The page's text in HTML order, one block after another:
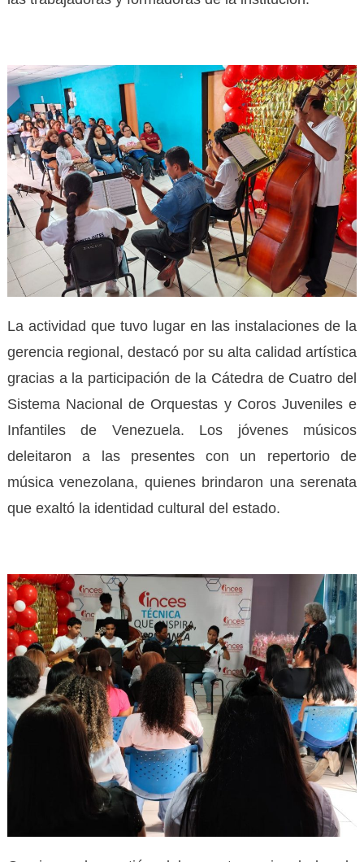
La actividad que tuvo lugar en las instalaciones de la
gerencia regional, destacó por su alta calidad artística
gracias a la participación de la Cátedra de Cuatro del
Sistema Nacional de Orquestas y Coros Juveniles e
Infantiles de Venezuela. Los jóvenes músicos
deleitaron a las presentes con un repertorio de
música venezolana, quienes brindaron una serenata
que exaltó la identidad cultural del estado.